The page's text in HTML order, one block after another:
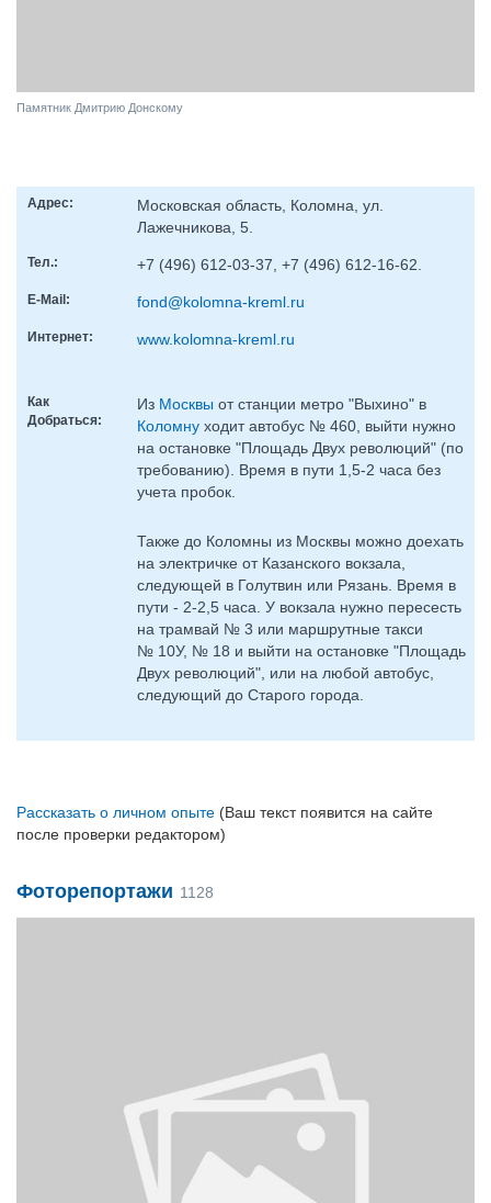
Памятник Дмитрию Донскому
Адрес:
Московская область, Коломна, ул.
Лажечникова, 5.
Тел.: +7 (496) 612-03-37, +7 (496) 612-16-62.
E-Mail: fond@kolomna-kreml.ru
Интернет: www.kolomna-kreml.ru
Как
Добраться:
Из Москвы от станции метро "Выхино" в
Коломну ходит автобус № 460, выйти нужно
на остановке "Площадь Двух революций" (по
требованию). Время в пути 1,5-2 часа без
учета пробок.
Также до Коломны из Москвы можно доехать
на электричке от Казанского вокзала,
следующей в Голутвин или Рязань. Время в
пути - 2-2,5 часа. У вокзала нужно пересесть
на трамвай № 3 или маршрутные такси
№ 10У, № 18 и выйти на остановке "Площадь
Двух революций", или на любой автобус,
следующий до Старого города.
Рассказать о личном опыте (Ваш текст появится на сайте
после проверки редактором)
Фоторепортажи 1128